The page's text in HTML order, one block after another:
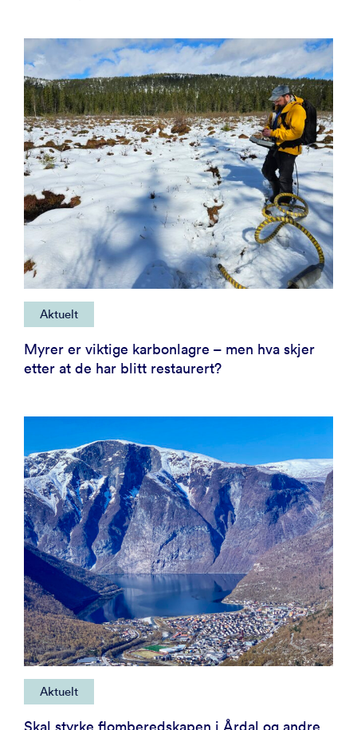
Aktuelt
Myrer er viktige karbonlagre – men hva skjer
etter at de har blitt restaurert?
Aktuelt